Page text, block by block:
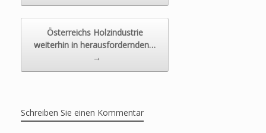
Österreichs Holzindustrie
weiterhin in herausfordernden…
→
Schreiben Sie einen Kommentar